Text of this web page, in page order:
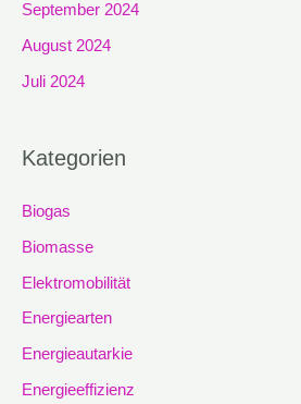
September 2024
August 2024
Juli 2024
Kategorien
Biogas
Biomasse
Elektromobilität
Energiearten
Energieautarkie
Energieeffizienz